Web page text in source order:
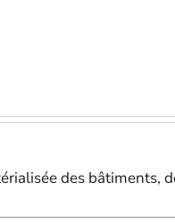
des bâtiments,